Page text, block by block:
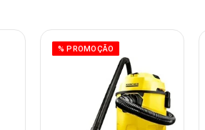
% PROMOÇÃO